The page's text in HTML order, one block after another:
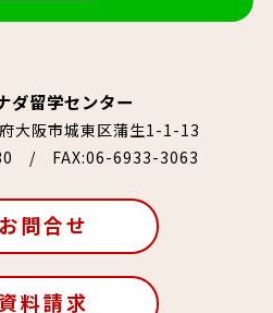
ダ留学センター
大阪市城東区蒲生1-1-13
/ FAX:06-6933-3063
お問合せ
料請求